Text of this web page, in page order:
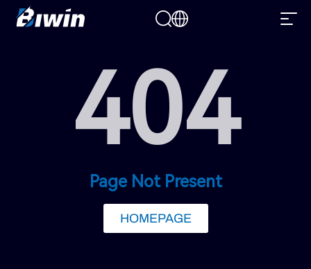
404
Page Not Present
HOMEPAGE